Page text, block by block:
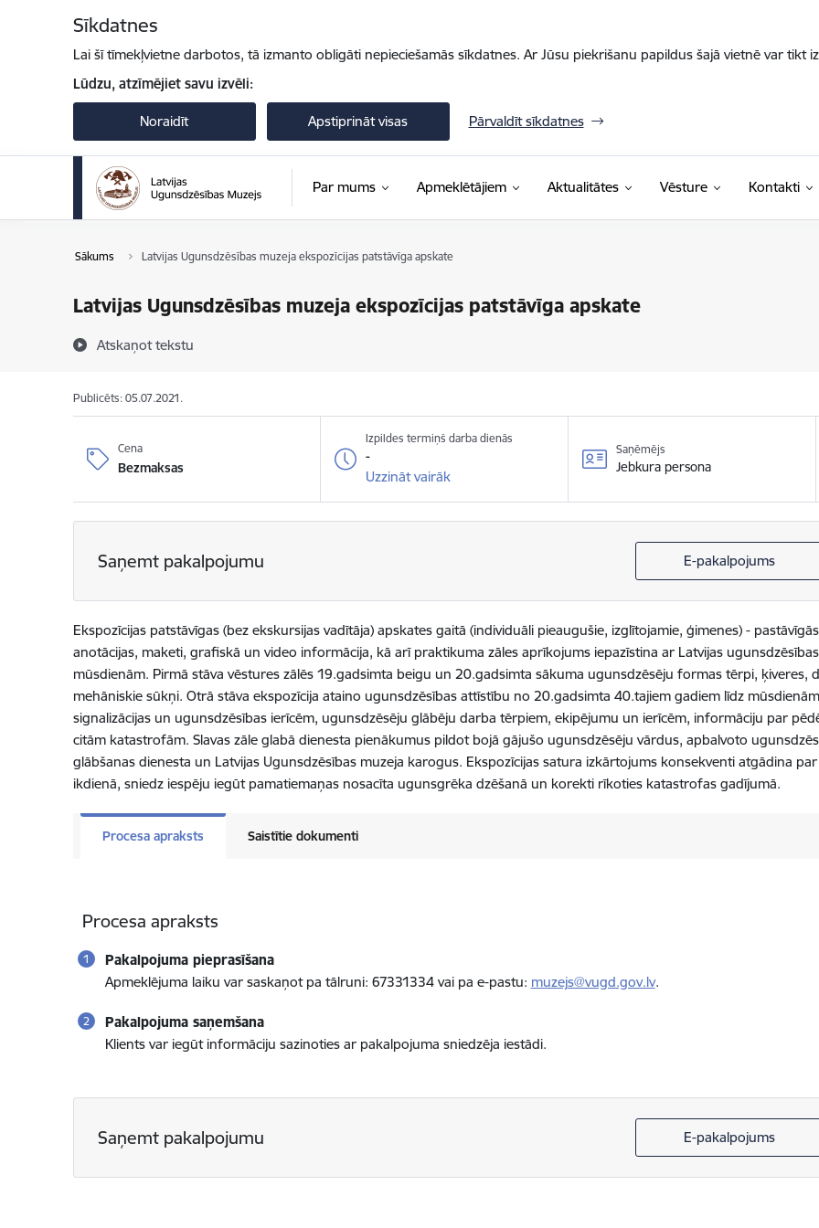
Sīkdatnes
Lai šī tīmekļvietne darbotos, tā izmanto obligāti nepieciešamās sīkdatnes. Ar Jūsu piekrišanu papildus šajā vietnē var tikt
Lūdzu, atzīmējiet savu izvēli:
Noraidīt Apstiprināt visas Pārvaldīt sīkdatnes
Par mums Apmeklētājiem Aktualitātes Vēsture Kontakti
Sākums Latvijas Ugunsdzēsības muzeja ekspozīcijas patstāvīga apskate
Latvijas Ugunsdzēsības muzeja ekspozīcijas patstāvīga apskate
Atskaņot tekstu
Publicēts: 05.07.2021.
Cena
Bezmaksas
Izpildes termiņš darba dienās
-
Uzzināt vairāk
Saņēmējs
Jebkura persona
Saņemt pakalpojumu E-pakalpojums
Ekspozīcijas patstāvīgas (bez ekskursijas vadītāja) apskates gaitā (individuāli pieaugušie, izglītojamie, ģimenes) -
anotācijas, maketi, grafiskā un video informācija, kā arī praktikuma zāles aprīkojums iepazīstina ar Latvijas
mūsdienām. Pirmā stāva vēstures zālēs 19.gadsimta beigu un 20.gadsimta sākuma ugunsdzēsēju formas tērpi, ķiveres,
mehāniskie sūkņi. Otrā stāva ekspozīcija ataino ugunsdzēsības attīstību no 20.gadsimta 40.tajiem gadiem līdz
signalizācijas un ugunsdzēsības ierīcēm, ugunsdzēsēju glābēju darba tērpiem, ekipējumu un ierīcēm, informāciju par
citām katastrofām. Slavas zāle glabā dienesta pienākumus pildot bojā gājušo ugunsdzēsēju vārdus, apbalvoto
glābšanas dienesta un Latvijas Ugunsdzēsības muzeja karogus. Ekspozīcijas satura izkārtojums konsekventi atgādina
ikdienā, sniedz iespēju iegūt pamatiemaņas nosacīta ugunsgrēka dzēšanā un korekti rīkoties katastrofas gadījumā.
Procesa apraksts Saistītie dokumenti
Procesa apraksts
Pakalpojuma pieprasīšana
Apmeklējuma laiku var saskaņot pa tālruni: 67331334 vai pa e-pastu: muzejs@vugd.gov.lv.
Pakalpojuma saņemšana
Klients var iegūt informāciju sazinoties ar pakalpojuma sniedzēja iestādi.
Saņemt pakalpojumu E-pakalpojums